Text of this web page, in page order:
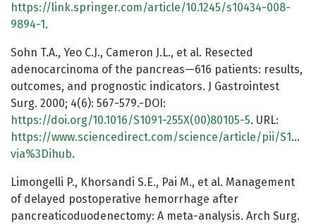
https://link.springer.com/article/10.1245/s10434-008-
9894-1 .
Sohn T.A., Yeo C.J., Cameron J.L., et al. Resected
adenocarcinoma of the pancreas—616 patients: results,
outcomes, and prognostic indicators. J Gastrointest
Surg. 2000; 4(6): 567-579.-DOI:
https://doi.org/10.1016/S1091-255X(00)80105-5. URL:
https://www.sciencedirect.com/science/article/pii/
via%3Dihub.
Limongelli P., Khorsandi S.E., Pai M., et al. Management
of delayed postoperative hemorrhage after
pancreaticoduodenectomy: A meta-analysis. Arch Surg.